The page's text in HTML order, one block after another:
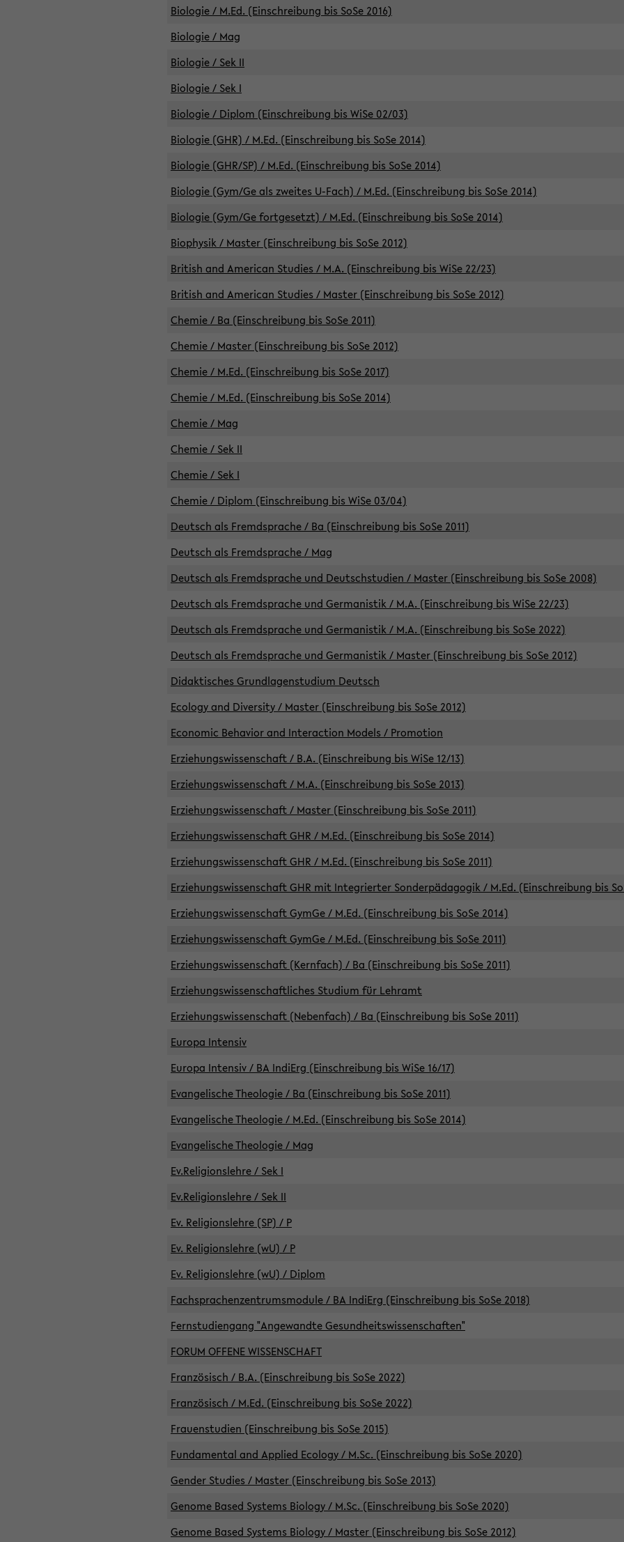
Biologie / M.Ed. (Einschreibung bis SoSe 2016)
Biologie / Mag
Biologie / Sek II
Biologie / Sek I
Biologie / Diplom (Einschreibung bis WiSe 02/03)
Biologie (GHR) / M.Ed. (Einschreibung bis SoSe 2014)
Biologie (GHR/SP) / M.Ed. (Einschreibung bis SoSe 2014)
Biologie (Gym/Ge als zweites U-Fach) / M.Ed. (Einschreibung bis SoSe 2014)
Biologie (Gym/Ge fortgesetzt) / M.Ed. (Einschreibung bis SoSe 2014)
Biophysik / Master (Einschreibung bis SoSe 2012)
British and American Studies / M.A. (Einschreibung bis WiSe 22/23)
British and American Studies / Master (Einschreibung bis SoSe 2012)
Chemie / Ba (Einschreibung bis SoSe 2011)
Chemie / Master (Einschreibung bis SoSe 2012)
Chemie / M.Ed. (Einschreibung bis SoSe 2017)
Chemie / M.Ed. (Einschreibung bis SoSe 2014)
Chemie / Mag
Chemie / Sek II
Chemie / Sek I
Chemie / Diplom (Einschreibung bis WiSe 03/04)
Deutsch als Fremdsprache / Ba (Einschreibung bis SoSe 2011)
Deutsch als Fremdsprache / Mag
Deutsch als Fremdsprache und Deutschstudien / Master (Einschreibung bis SoSe 2008)
Deutsch als Fremdsprache und Germanistik / M.A. (Einschreibung bis WiSe 22/23)
Deutsch als Fremdsprache und Germanistik / M.A. (Einschreibung bis SoSe 2022)
Deutsch als Fremdsprache und Germanistik / Master (Einschreibung bis SoSe 2012)
Didaktisches Grundlagenstudium Deutsch
Ecology and Diversity / Master (Einschreibung bis SoSe 2012)
Economic Behavior and Interaction Models / Promotion
Erziehungswissenschaft / B.A. (Einschreibung bis WiSe 12/13)
Erziehungswissenschaft / M.A. (Einschreibung bis SoSe 2013)
Erziehungswissenschaft / Master (Einschreibung bis SoSe 2011)
Erziehungswissenschaft GHR / M.Ed. (Einschreibung bis SoSe 2014)
Erziehungswissenschaft GHR / M.Ed. (Einschreibung bis SoSe 2011)
Erziehungswissenschaft GHR mit Integrierter Sonderpädagogik / M.Ed. (Einschreibung bis
Erziehungswissenschaft GymGe / M.Ed. (Einschreibung bis SoSe 2014)
Erziehungswissenschaft GymGe / M.Ed. (Einschreibung bis SoSe 2011)
Erziehungswissenschaft (Kernfach) / Ba (Einschreibung bis SoSe 2011)
Erziehungswissenschaftliches Studium für Lehramt
Erziehungswissenschaft (Nebenfach) / Ba (Einschreibung bis SoSe 2011)
Europa Intensiv
Europa Intensiv / BA IndiErg (Einschreibung bis WiSe 16/17)
Evangelische Theologie / Ba (Einschreibung bis SoSe 2011)
Evangelische Theologie / M.Ed. (Einschreibung bis SoSe 2014)
Evangelische Theologie / Mag
Ev.Religionslehre / Sek I
Ev.Religionslehre / Sek II
Ev. Religionslehre (SP) / P
Ev. Religionslehre (wU) / P
Ev. Religionslehre (wU) / Diplom
Fachsprachenzentrumsmodule / BA IndiErg (Einschreibung bis SoSe 2018)
Fernstudiengang "Angewandte Gesundheitswissenschaften"
FORUM OFFENE WISSENSCHAFT
Französisch / B.A. (Einschreibung bis SoSe 2022)
Französisch / M.Ed. (Einschreibung bis SoSe 2022)
Frauenstudien (Einschreibung bis SoSe 2015)
Fundamental and Applied Ecology / M.Sc. (Einschreibung bis SoSe 2020)
Gender Studies / Master (Einschreibung bis SoSe 2013)
Genome Based Systems Biology / M.Sc. (Einschreibung bis SoSe 2020)
Genome Based Systems Biology / Master (Einschreibung bis SoSe 2012)